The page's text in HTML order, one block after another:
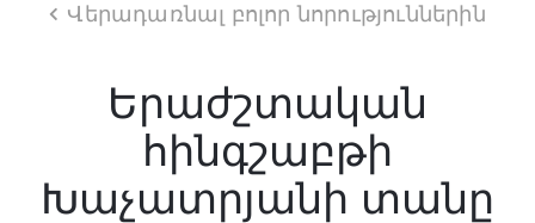
Վերադառնալ բոլոր նորություններին
Երաժշտական
հինգշաբթի
Խաչատրյանի տանը